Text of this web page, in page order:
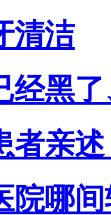
清洁
经黑
者亲
院哪